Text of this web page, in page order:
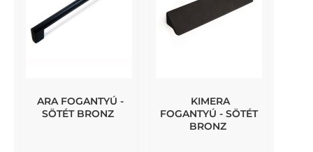
ARA FOGANTYÚ -
SÖTÉT BRONZ
KIMERA
FOGANTYÚ - SÖTÉT
BRONZ